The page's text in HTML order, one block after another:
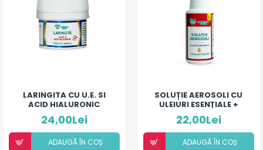
LARINGITA CU U.E. SI
ACID HIALURONIC
(PIERSICĂ ȘI MANGO)
24,00Lei
ADAUGÃ ÎN COȘ
SOLUȚIE AEROSOLI CU
ULEIURI ESENȚIALE +
DEXAMETAZONĂ
22,00Lei
ADAUGÃ ÎN COȘ